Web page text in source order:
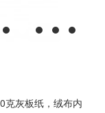
克灰板纸，绒布内